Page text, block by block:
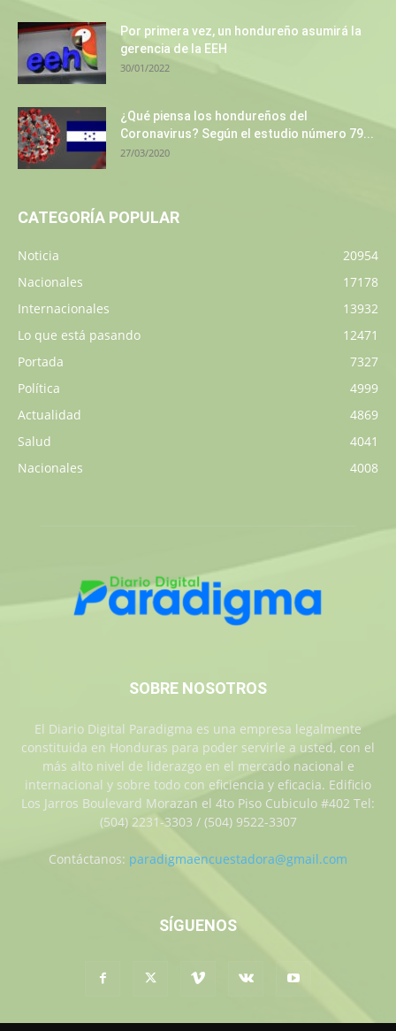
Por primera vez, un hondureño asumirá la
gerencia de la EEH
30/01/2022
¿Qué piensa los hondureños del
Coronavirus? Según el estudio número 79...
27/03/2020
CATEGORÍA POPULAR
Noticia
20954
Nacionales
17178
Internacionales
13932
Lo que está pasando
12471
Portada
7327
Política
4999
Actualidad
4869
Salud
4041
Nacionales
4008
SOBRE NOSOTROS
El Diario Digital Paradigma es una empresa legalmente
constituida en Honduras para poder servirle a usted, con el
más alto nivel de liderazgo en el mercado nacional e
internacional y sobre todo con eficiencia y eficacia. Edificio
Los Jarros Boulevard Morazan el 4to Piso Cubiculo #402 Tel:
(504) 2231-3303 / (504) 9522-3307
Contáctanos: paradigmaencuestadora@gmail.com
SÍGUENOS